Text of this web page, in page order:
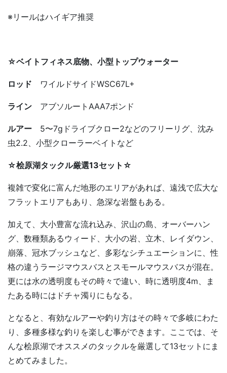
※リールはハイギア推奨
☆ベイトフィネス底物、小型トップウォーター
ロッド ワイルドサイドWSC67L+
ライン アブソルートAAA7ポンド
ルアー 5〜7gドライブクロー2などのフリーリグ、沈み
虫2.2、小型クローラーベイトなど
☆桧原湖タックル厳選13セット☆
複雑で変化に富んだ地形のエリアがあれば、遠浅で広大な
フラットエリアもあり、急深な岩盤もある。
加えて、大小豊富な流れ込み、沢山の島、オーバーハン
グ、数種類あるウィード、大小の岩、立木、レイダウン、
崩落、冠水ブッシュなど、多彩なシチュエーションに、性
格の違うラージマウスバスとスモールマウスバスが混在。
更には水の透明度もその時々で違い、時に透明度4m、ま
たある時にはドチャ濁りにもなる。
となると、有効なルアーや釣り方はその時々で多岐にわた
り、多種多様な釣りを楽しむ事ができます。ここでは、そ
んな桧原湖でオススメのタックルを厳選して13セットにま
とめてみました。